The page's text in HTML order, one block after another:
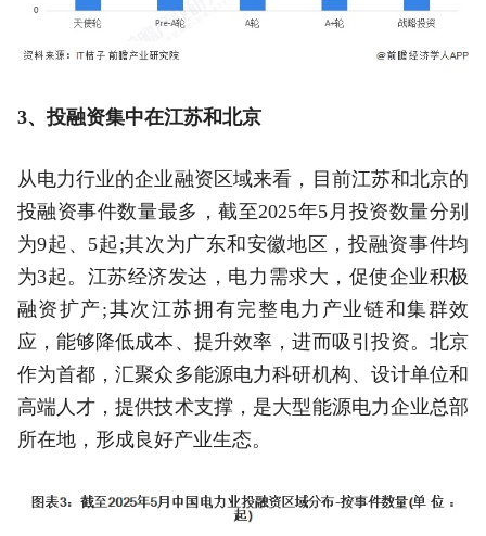
3、投融资集中在江苏和北京
从电力行业的企业融资区域来看，目前江苏和北京的
投融资事件数量最多，截至2025年5月投资数量分别
为9起、5起;其次为广东和安徽地区，投融资事件均
为3起。江苏经济发达，电力需求大，促使企业积极
融资扩产;其次江苏拥有完整电力产业链和集群效
应，能够降低成本、提升效率，进而吸引投资。北京
作为首都，汇聚众多能源电力科研机构、设计单位和
高端人才，提供技术支撑，是大型能源电力企业总部
所在地，形成良好产业生态。